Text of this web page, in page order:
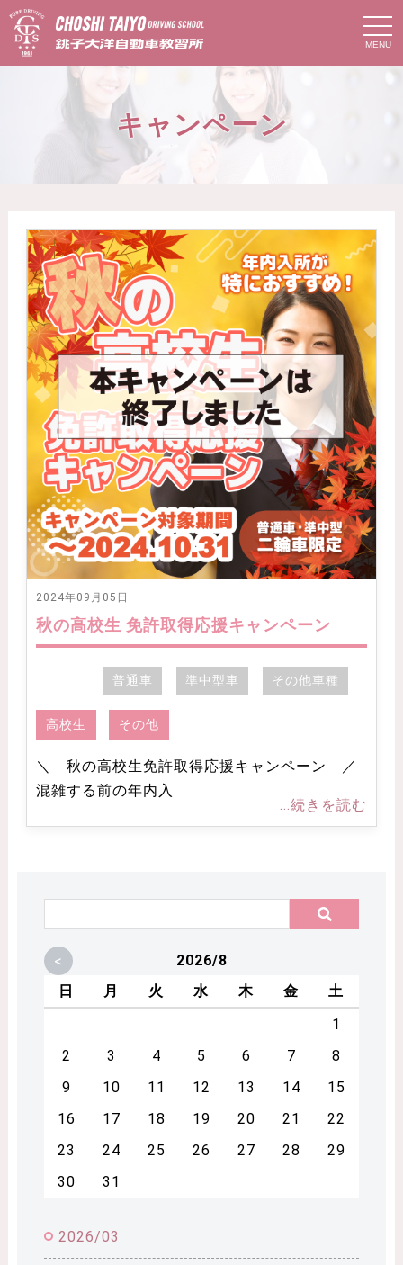
t
o
g
g
キャンペーン
2024年09月05日
秋の高校生 免許取得応援キャンペーン
普通車 準中型車 その他車種
高校生 その他
＼ 秋の高校生免許取得応援キャンペーン ／
混雑する前の年内入
...続きを読む
<
2026/8
日
月 火 水 木 金
土
1
2
3 4 5 6 7
8
9
10 11 12 13 14
15
16
17 18 19 20 21
22
23
24 25 26 27 28
29
30
31
2026/03